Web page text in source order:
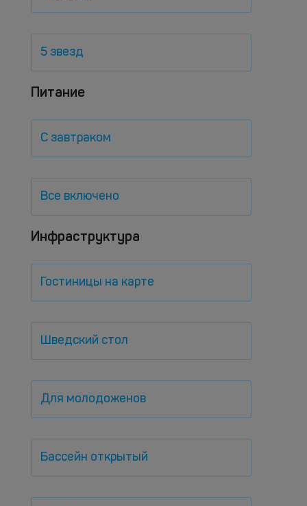
5 звезд
Питание
С завтраком
Все включено
Инфраструктура
Гостиницы на карте
Шведский стол
Для молодоженов
Бассейн открытый